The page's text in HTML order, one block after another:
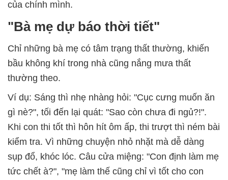
của chính mình.
"Bà mẹ dự báo thời tiết"
Chỉ những bà mẹ có tâm trạng thất thường, khiến
bầu không khí trong nhà cũng nắng mưa thất
thường theo.
Ví dụ: Sáng thì nhẹ nhàng hỏi: "Cục cưng muốn ăn
gì nè?", tối đến lại quát: "Sao còn chưa đi ngủ?!".
Khi con thi tốt thì hôn hít ôm ấp, thi trượt thì ném bài
kiểm tra. Vì những chuyện nhỏ nhặt mà dễ dàng
sụp đổ, khóc lóc. Câu cửa miệng: "Con định làm mẹ
tức chết à?", "mẹ làm thế cũng chỉ vì tốt cho con